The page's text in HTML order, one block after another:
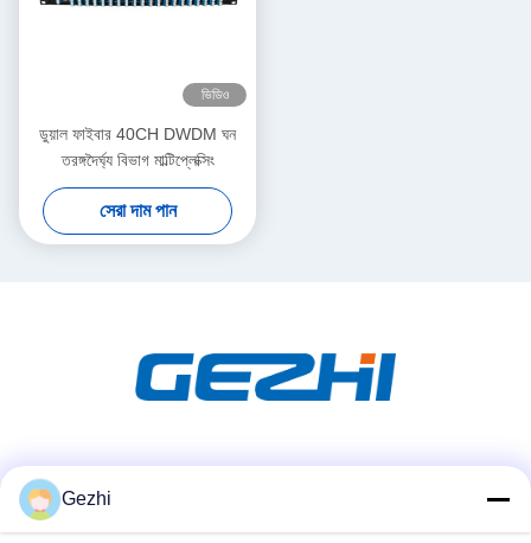
ভিডিও
ডুয়াল ফাইবার 40CH DWDM ঘন
তরঙ্গদৈর্ঘ্য বিভাগ মাল্টিপ্লেক্সিং
সেরা দাম পান
Gezhi